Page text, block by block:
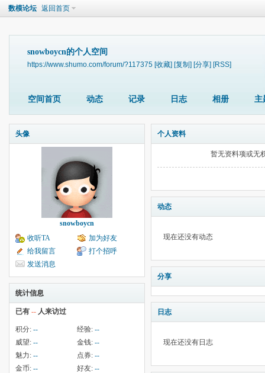
数模论坛 返回首页
snowboycn的个人空间
https://www.shumo.com/forum/?117375 [收藏] [复制] [分享] [RSS]
空间首页 动态 记录 日志 相册 主
头像
snowboycn
收听TA
加为好友
给我留言
打个招呼
发送消息
统计信息
已有 -- 人来访过
积分: -- 经验: --
威望: -- 金钱: --
魅力: -- 点券: --
金币: -- 好友: --
个人资料
暂无资料项或无
动态
现在还没有动态
分享
日志
现在还没有日志